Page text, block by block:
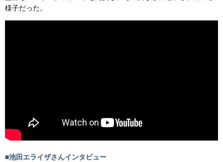
様子だった。
■池田エライザさんインタビュー